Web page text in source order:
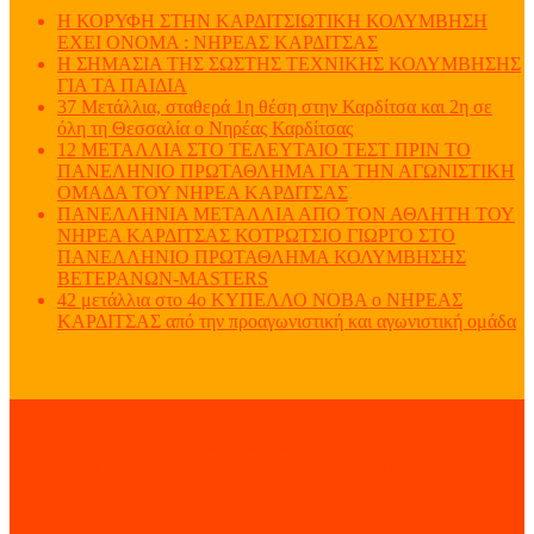
Η ΚΟΡΥΦΗ ΣΤΗΝ ΚΑΡΔΙΤΣΙΩΤΙΚΗ ΚΟΛΥΜΒΗΣΗ
ΕΧΕΙ ΟΝΟΜΑ : ΝΗΡΕΑΣ ΚΑΡΔΙΤΣΑΣ
Η ΣΗΜΑΣΙΑ ΤΗΣ ΣΩΣΤΗΣ ΤΕΧΝΙΚΗΣ ΚΟΛΥΜΒΗΣΗΣ
ΓΙΑ ΤΑ ΠΑΙΔΙΑ
37 Μετάλλια, σταθερά 1η θέση στην Καρδίτσα και 2η σε
όλη τη Θεσσαλία ο Νηρέας Καρδίτσας
12 ΜΕΤΑΛΛΙΑ ΣΤΟ ΤΕΛΕΥΤΑΙΟ ΤΕΣΤ ΠΡΙΝ ΤΟ
ΠΑΝΕΛΗΝΙΟ ΠΡΩΤΑΘΛΗΜΑ ΓΙΑ ΤΗΝ ΑΓΩΝΙΣΤΙΚΗ
ΟΜΑΔΑ ΤΟΥ ΝΗΡΕΑ ΚΑΡΔΙΤΣΑΣ
ΠΑΝΕΛΛΗΝΙΑ ΜΕΤΑΛΛΙΑ ΑΠΟ ΤΟΝ ΑΘΛΗΤΗ ΤΟΥ
ΝΗΡΕΑ ΚΑΡΔΙΤΣΑΣ ΚΟΤΡΩΤΣΙΟ ΓΙΩΡΓΟ ΣΤΟ
ΠΑΝΕΛΛΗΝΙΟ ΠΡΩΤΑΘΛΗΜΑ ΚΟΛΥΜΒΗΣΗΣ
ΒΕΤΕΡΑΝΩΝ-MASTERS
42 μετάλλια στο 4ο ΚΥΠΕΛΛΟ ΝΟΒΑ ο ΝΗΡΕΑΣ
ΚΑΡΔΙΤΣΑΣ από την προαγωνιστική και αγωνιστική ομάδα